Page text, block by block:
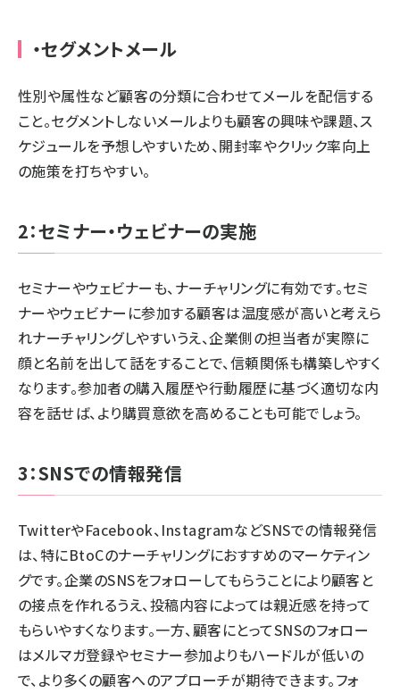
・セグメントメール
性別や属性など顧客の分類に合わせてメールを配信する
こと。セグメントしないメールよりも顧客の興味や課題、ス
ケジュールを予想しやすいため、開封率やクリック率向上
の施策を打ちやすい。
2：セミナー・ウェビナーの実施
セミナーやウェビナーも、ナーチャリングに有効です。セミ
ナーやウェビナーに参加する顧客は温度感が高いと考えら
れナーチャリングしやすいうえ、企業側の担当者が実際に
顔と名前を出して話をすることで、信頼関係も構築しやすく
なります。参加者の購入履歴や行動履歴に基づく適切な内
容を話せば、より購買意欲を高めることも可能でしょう。
3：SNSでの情報発信
TwitterやFacebook、InstagramなどSNSでの情報発信
は、特にBtoCのナーチャリングにおすすめのマーケティン
グです。企業のSNSをフォローしてもらうことにより顧客と
の接点を作れるうえ、投稿内容によっては親近感を持って
もらいやすくなります。一方、顧客にとってSNSのフォロー
はメルマガ登録やセミナー参加よりもハードルが低いの
で、より多くの顧客へのアプローチが期待できます。フォ